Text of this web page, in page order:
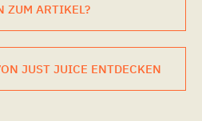
ZUM ARTIKEL?
JUST JUICE ENTDECKEN